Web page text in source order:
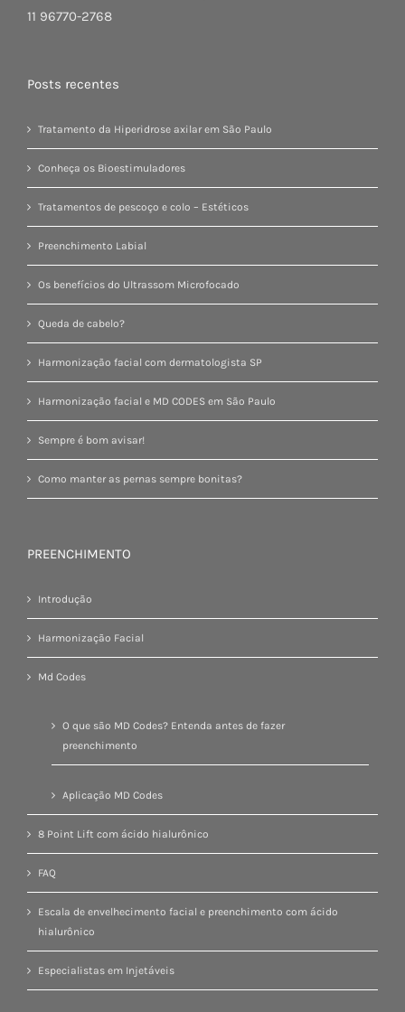
11 96770-2768
Posts recentes
Tratamento da Hiperidrose axilar em São Paulo
Conheça os Bioestimuladores
Tratamentos de pescoço e colo – Estéticos
Preenchimento Labial
Os benefícios do Ultrassom Microfocado
Queda de cabelo?
Harmonização facial com dermatologista SP
Harmonização facial e MD CODES em São Paulo
Sempre é bom avisar!
Como manter as pernas sempre bonitas?
PREENCHIMENTO
Introdução
Harmonização Facial
Md Codes
O que são MD Codes? Entenda antes de fazer
preenchimento
Aplicação MD Codes
8 Point Lift com ácido hialurônico
FAQ
Escala de envelhecimento facial e preenchimento com ácido
hialurônico
Especialistas em Injetáveis